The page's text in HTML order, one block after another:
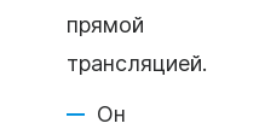
прямой
трансляцией.
Он